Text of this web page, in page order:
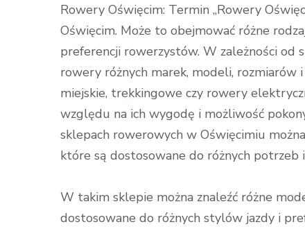
Rowery Oświęcim: Termin „Rowery
Oświęcim. Może to obejmować różne
preferencji rowerzystów. W zależności od
rowery różnych marek, modeli, rozmiarów
miejskie, trekkingowe czy rowery
względu na ich wygodę i możliwość
sklepach rowerowych w Oświęcimiu
które są dostosowane do różnych
W takim sklepie można znaleźć różne
dostosowane do różnych stylów jazdy i